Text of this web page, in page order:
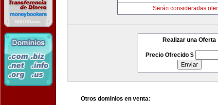
Serán consideradas
Realizar una Oferta
Precio Ofrecido $
Otros dominios en venta: